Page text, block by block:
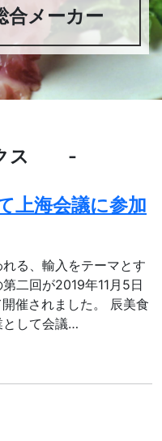
合メーカー
ス
上海会議に参加
る、輸入をテーマとす
二回が2019年11月5日
催されました。 辰美食
として会議…